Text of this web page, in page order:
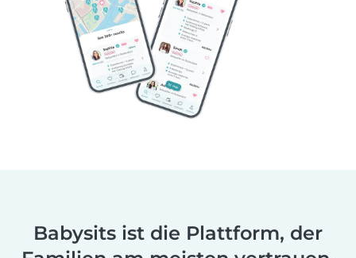
Babysits ist die Plattform, der